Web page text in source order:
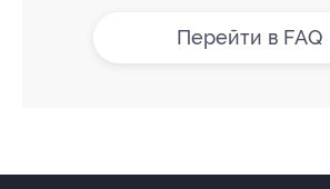
Перейти в FAQ